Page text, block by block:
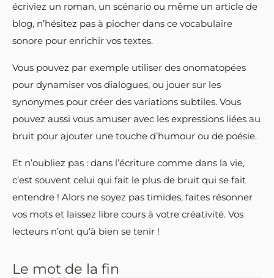
écriviez un roman, un scénario ou même un article de
blog, n’hésitez pas à piocher dans ce vocabulaire
sonore pour enrichir vos textes.
Vous pouvez par exemple utiliser des onomatopées
pour dynamiser vos dialogues, ou jouer sur les
synonymes pour créer des variations subtiles. Vous
pouvez aussi vous amuser avec les expressions liées au
bruit pour ajouter une touche d’humour ou de poésie.
Et n’oubliez pas : dans l’écriture comme dans la vie,
c’est souvent celui qui fait le plus de bruit qui se fait
entendre ! Alors ne soyez pas timides, faites résonner
vos mots et laissez libre cours à votre créativité. Vos
lecteurs n’ont qu’à bien se tenir !
Le mot de la fin